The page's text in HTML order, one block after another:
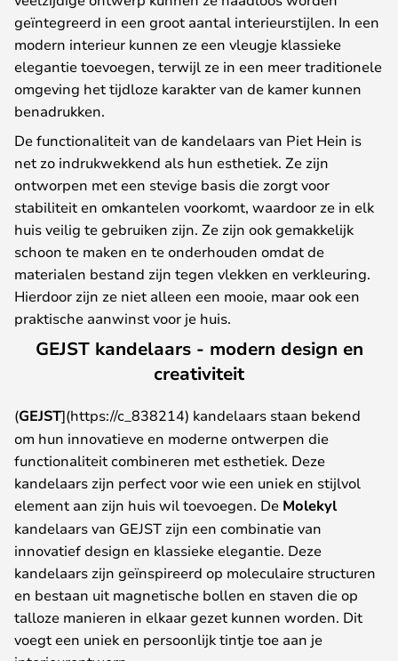
geïntegreerd in een groot aantal interieurstijlen. In een
modern interieur kunnen ze een vleugje klassieke
elegantie toevoegen, terwijl ze in een meer traditionele
omgeving het tijdloze karakter van de kamer kunnen
benadrukken.
De functionaliteit van de kandelaars van Piet Hein is
net zo indrukwekkend als hun esthetiek. Ze zijn
ontworpen met een stevige basis die zorgt voor
stabiliteit en omkantelen voorkomt, waardoor ze in elk
huis veilig te gebruiken zijn. Ze zijn ook gemakkelijk
schoon te maken en te onderhouden omdat de
materialen bestand zijn tegen vlekken en verkleuring.
Hierdoor zijn ze niet alleen een mooie, maar ook een
praktische aanwinst voor je huis.
GEJST kandelaars - modern design en
creativiteit
(GEJST](https://c_838214) kandelaars staan bekend
om hun innovatieve en moderne ontwerpen die
functionaliteit combineren met esthetiek. Deze
kandelaars zijn perfect voor wie een uniek en stijlvol
element aan zijn huis wil toevoegen. De Molekyl
kandelaars van GEJST zijn een combinatie van
innovatief design en klassieke elegantie. Deze
kandelaars zijn geïnspireerd op moleculaire structuren
en bestaan uit magnetische bollen en staven die op
talloze manieren in elkaar gezet kunnen worden. Dit
voegt een uniek en persoonlijk tintje toe aan je